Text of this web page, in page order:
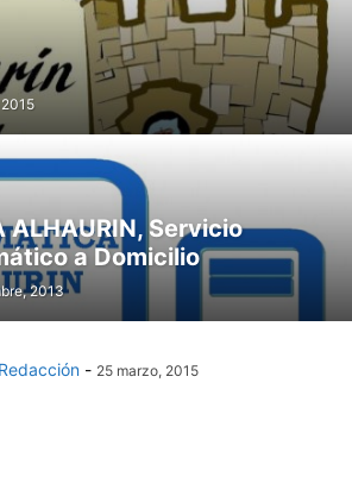
ALHAURIN, Servicio
a Domicilio
2013
Redacción - 25 marzo, 2015